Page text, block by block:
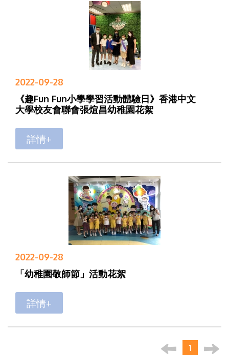
2022-09-28
《趣Fun Fun小學學習活動體驗日》香港中文
大學校友會聯會張煊昌幼稚園花絮
詳情+
2022-09-28
「幼稚園敬師節」活動花絮
詳情+
1